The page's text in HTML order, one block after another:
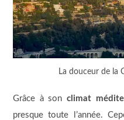
La douceur de la
Grâce à sonclimat
presque toute l’année.